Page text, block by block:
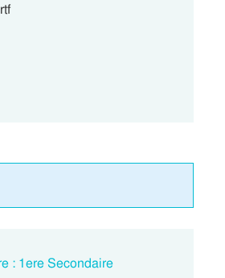
rtf
: 1ere Secondaire